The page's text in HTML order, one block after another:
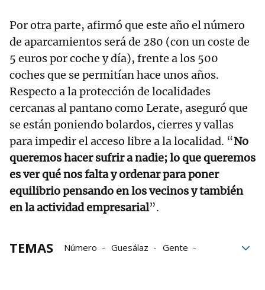
Por otra parte, afirmó que este año el número
de aparcamientos será de 280 (con un coste de
5 euros por coche y día), frente a los 500
coches que se permitían hace unos años.
Respecto a la protección de localidades
cercanas al pantano como Lerate, aseguró que
se están poniendo bolardos, cierres y vallas
para impedir el acceso libre a la localidad. “No
queremos hacer sufrir a nadie; lo que queremos
es ver qué nos falta y ordenar para poner
equilibrio pensando en los vecinos y también
en la actividad empresarial”.
TEMAS Número Guesálaz
Gente